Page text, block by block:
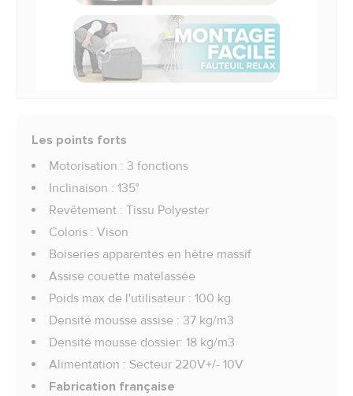
Les points forts
Motorisation : 3 fonctions
Inclinaison : 135°
Revêtement : Tissu Polyester
Coloris : Vison
Boiseries apparentes en hêtre massif
Assise couette matelassée
Poids max de l'utilisateur : 100 kg
Densité mousse assise : 37 kg/m3
Densité mousse dossier: 18 kg/m3
Alimentation : Secteur 220V+/- 10V
Fabrication française